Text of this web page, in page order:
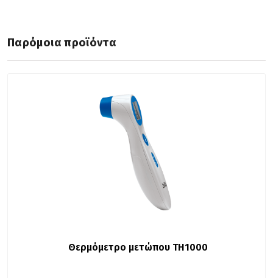
Παρόμοια προϊόντα
Θερμόμετρο μετώπου TH1000